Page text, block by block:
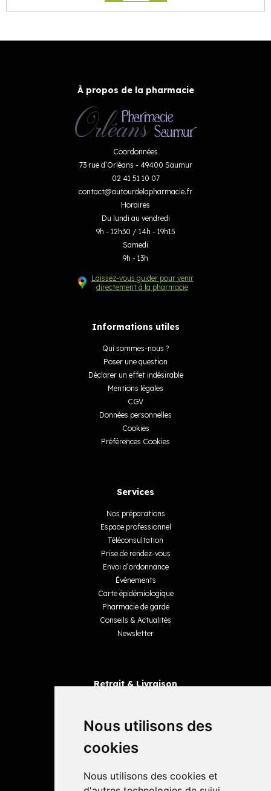
Nous utilisons des
cookies
Nous utilisons des cookies et
À propos de la pharmacie
Coordonnées
73 rue d’Orléans - 49400 Saumur
02 41 51 10 07
contact@autourdelapharmacie.fr
Horaires
Du lundi au vendredi
9h - 12h30 / 14h - 19h15
Samedi
9h - 13h
Laissez-vous guider pour venir
directement à la pharmacie
Informations utiles
Qui sommes-nous ?
Poser une question
Déclarer un effet indésirable
Mentions légales
CGV
Données personnelles
Cookies
Préférences Cookies
Services
Nos préparations
Espace professionnel
Téléconsultation
Prise de rendez-vous
Envoi d’ordonnance
Événements
Carte épidémiologique
Pharmacie de garde
Conseils & Actualités
Newsletter
Retrait & Livraison
Livraisons
4,4 / 5 65 avis